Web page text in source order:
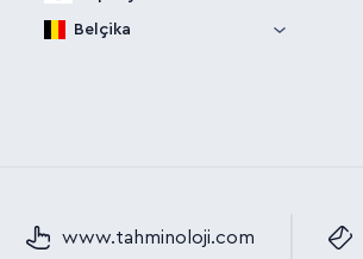
Belçika
www.tahminoloji.com